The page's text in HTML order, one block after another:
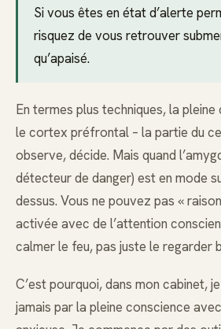
Si vous êtes en état d’alerte
risquez de vous retrouver
qu’apaisé.
En termes plus techniques, la
le cortex préfrontal – la partie du
observe, décide. Mais quand
détecteur de danger) est en mode
dessus. Vous ne pouvez pas «
activée avec de l’attention
calmer le feu, pas juste le regarder
C’est pourquoi, dans mon cabinet,
jamais par la pleine conscience